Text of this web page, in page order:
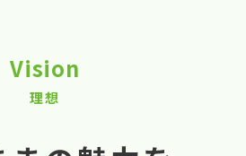
Vision
理想